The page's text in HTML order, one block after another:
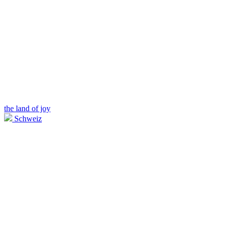
the land of joy
Schweiz